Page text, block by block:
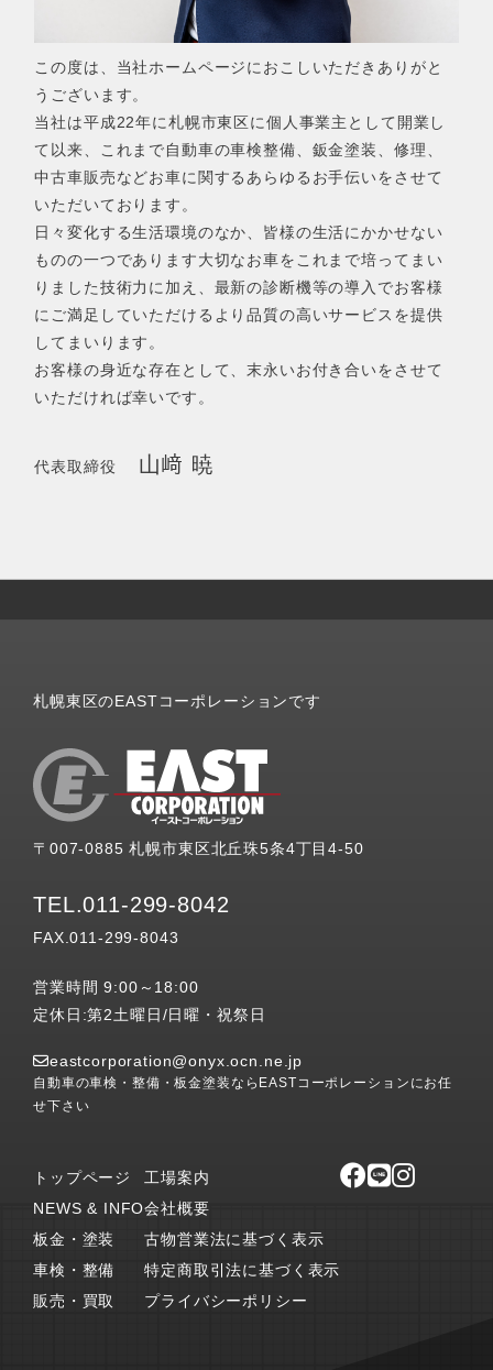
この度は、当社ホームページにおこしいただきありがと
うございます。
当社は平成22年に札幌市東区に個人事業主として開業し
て以来、これまで自動車の車検整備、鈑金塗装、修理、
中古車販売などお車に関するあらゆるお手伝いをさせて
いただいております。
日々変化する生活環境のなか、皆様の生活にかかせない
ものの一つであります大切なお車をこれまで培ってまい
りました技術力に加え、最新の診断機等の導入でお客様
にご満足していただけるより品質の高いサービスを提供
してまいります。
お客様の身近な存在として、末永いお付き合いをさせて
いただければ幸いです。
代表取締役 山﨑 暁
札幌東区のEASTコーポレーションです
〒007-0885 札幌市東区北丘珠5条4丁目4-50
TEL.011-299-8042
FAX.011-299-8043
営業時間 9:00～18:00
定休日:第2土曜日/日曜・祝祭日
eastcorporation@onyx.ocn.ne.jp
自動車の車検・整備・板金塗装ならEASTコーポレーションにお任
せ下さい
トップページ
NEWS & INFO
板金・塗装
車検・整備
販売・買取
工場案内
会社概要
古物営業法に基づく表示
特定商取引法に基づく表示
プライバシーポリシー